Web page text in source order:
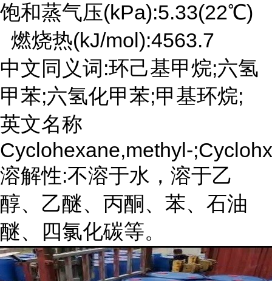
饱和蒸气压(kPa):5.33(22℃)
燃烧热(kJ/mol):4563.7
中文同义词:环己基甲烷;六氢
甲苯;六氢化甲苯;甲基环烷;
英文名称
Cyclohexane,methyl-
溶解性:不溶于水，溶于乙
醇、乙醚、丙酮、苯、石油
醚、四氯化碳等。